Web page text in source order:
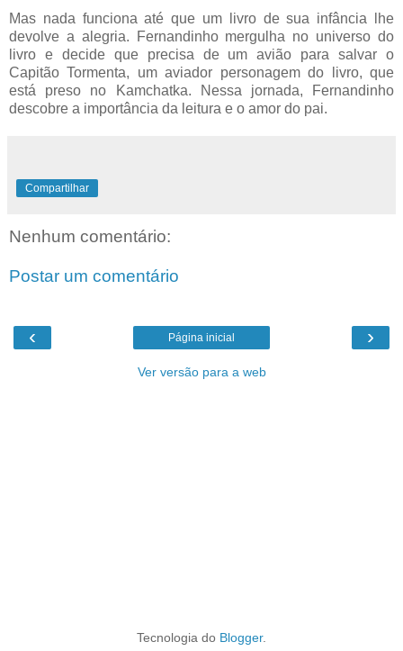
Mas nada funciona até que um livro de sua infância lhe
devolve a alegria. Fernandinho mergulha no universo do
livro e decide que precisa de um avião para salvar o
Capitão Tormenta, um aviador personagem do livro, que
está preso no Kamchatka. Nessa jornada, Fernandinho
descobre a importância da leitura e o amor do pai.
Compartilhar
Nenhum comentário:
Postar um comentário
‹ ›
Página inicial
Ver versão para a web
Tecnologia do Blogger.